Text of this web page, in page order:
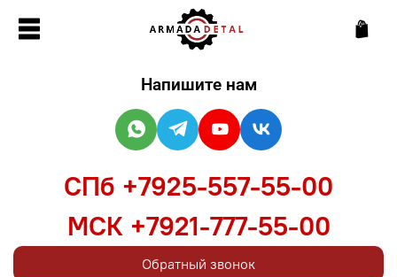
Напишите нам
СПб +7925-557-55-00
МСК +7921-777-55-00
Обратный звонок